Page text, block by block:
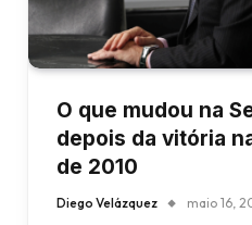
O que mudou na
depois da vitória
de 2010
Diego Velázquez maio 16,